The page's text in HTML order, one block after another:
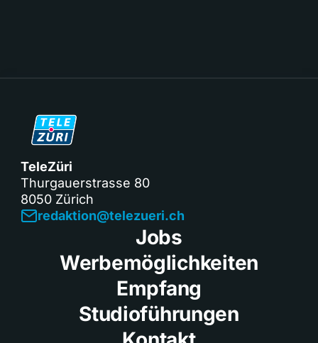
TeleZüri
Thurgauerstrasse 80
8050 Zürich
redaktion@telezueri.ch
Jobs
Werbemöglichkeiten
Empfang
Studioführungen